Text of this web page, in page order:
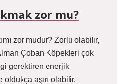
zor mu?
zor mudur? Zorlu olabilir,
Çoban Köpekleri çok
gerektiren enerjik
aşırı olabilir.